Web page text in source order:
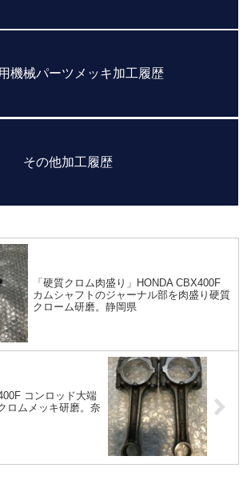
機械パーツメッキ加工履歴
その他加工履歴
「硬質クロム肉盛り」HONDA CBX400F
カムシャフトのジャーナル部を肉盛り硬質
クローム研磨。静岡県
コンロッド大端
ロムメッキ研磨。奈